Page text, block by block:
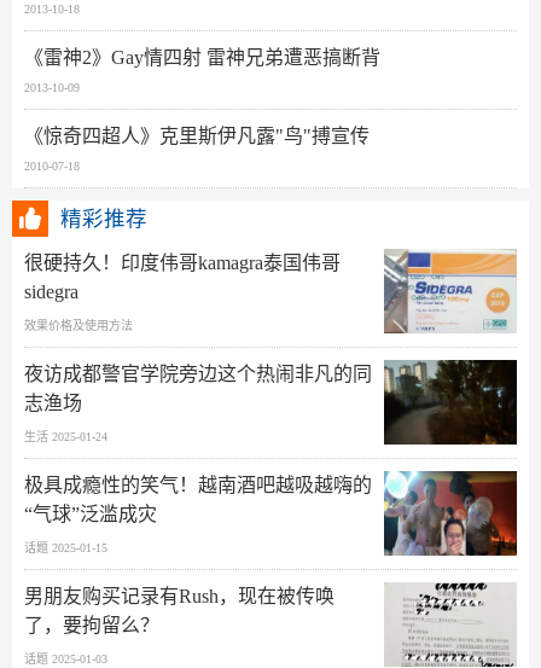
2013-10-18
《雷神2》Gay情四射 雷神兄弟遭恶搞断背
2013-10-09
《惊奇四超人》克里斯伊凡露"鸟"搏宣传
2010-07-18
精彩推荐
很硬持久！印度伟哥kamagra泰国伟哥
sidegra
效果价格及使用方法
夜访成都警官学院旁边这个热闹非凡的同
志渔场
生活 2025-01-24
极具成瘾性的笑气！越南酒吧越吸越嗨的
“气球”泛滥成灾
话题 2025-01-15
男朋友购买记录有Rush，现在被传唤
了，要拘留么？
话题 2025-01-03